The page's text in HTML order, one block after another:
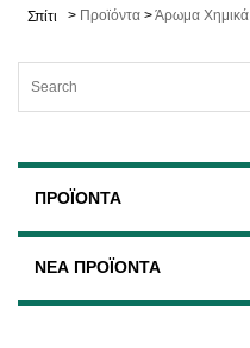
Σπίτι > Προϊόντα >Άρωμα Χημικά
ΠΡΟΪΌΝΤΑ
ΝΈΑ ΠΡΟΪΌΝΤΑ